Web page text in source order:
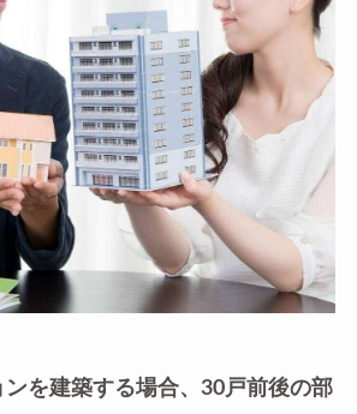
を建築する場合、30戸前後の部